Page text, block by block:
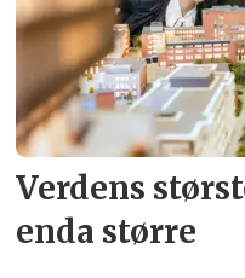
Verdens
enda større